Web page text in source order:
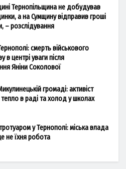
Тернопільщина не добудував
а на Сумщину відправив гроші
– розслідування
смерть військового
в центрі уваги після
Яніни Соколової
громаді: активіст
в раді та холод у школах
у Тернополі: міська влада
не їхня робота